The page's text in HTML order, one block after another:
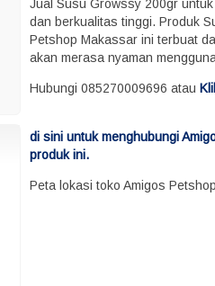
Jual Susu Growssy 200gr
dan berkualitas tinggi. Produk
Petshop Makassar ini terbuat
akan merasa nyaman
Hubungi 085270009696 atau
di sini untuk menghubungi
produk ini.
Peta lokasi toko Amigos Petshop